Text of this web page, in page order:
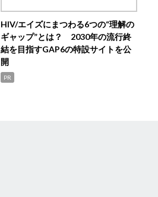
HIV/エイズにまつわる6つの“理解の
ギャップ”とは？ 2030年の流行終
結を目指すGAP6の特設サイトを公
開
PR